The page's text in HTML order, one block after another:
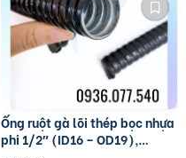
Ống ruột gà lõi thép bọc nhựa
phi 1/2″ (ID16 – OD19),